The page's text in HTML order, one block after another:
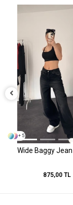
+ 5
Wide Baggy
875,00 TL